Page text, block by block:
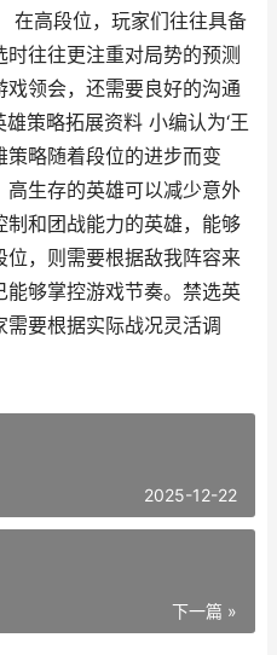
在高段位，玩家们往往具备
往往更注重对局势的预测
领会，还需要良好的沟通
策略拓展资料 小编认为‘王
略随着段位的进步而变
生存的英雄可以减少意外
和团战能力的英雄，能够
，则需要根据敌我阵容来
够掌控游戏节奏。禁选英
要根据实际战况灵活调
2025-12-22
下一篇 »